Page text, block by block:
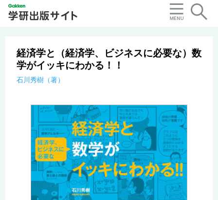
経済学と（経済学、ビジネスに必要な）数
学がイッキにわかる！！
石川秀樹（著）